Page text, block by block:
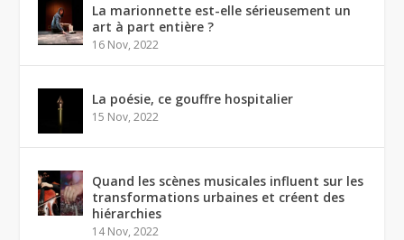
La marionnette est-elle sérieusement un
art à part entière ?
16 Nov, 2022
La poésie, ce gouffre hospitalier
15 Nov, 2022
Quand les scènes musicales influent sur les
transformations urbaines et créent des
hiérarchies
14 Nov, 2022